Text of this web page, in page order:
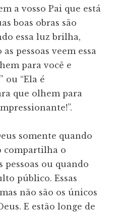
a vosso Pai que está
boas obras são
essa luz brilha,
pessoas veem essa
para você e
ou “Ela é
que olhem para
somente quando
compartilha o
pessoas ou quando
público. Essas
não são os únicos
E estão longe de